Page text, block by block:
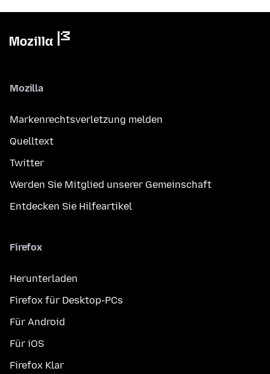
Mozilla
Markenrechtsverletzung melden
Quelltext
Twitter
Werden Sie Mitglied unserer Gemeinschaft
Entdecken Sie Hilfeartikel
Firefox
Herunterladen
Firefox für Desktop-PCs
Für Android
Für iOS
Firefox Klar